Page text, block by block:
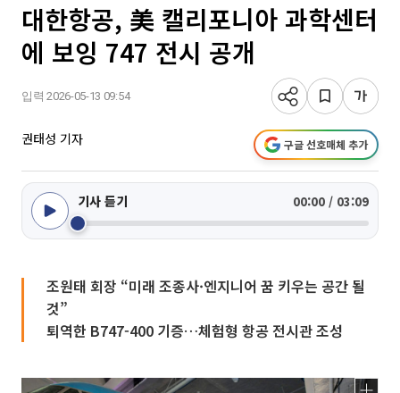
대한항공, 美 캘리포니아 과학센터
에 보잉 747 전시 공개
입력 2026-05-13 09:54
권태성 기자 구글 선호매체 추가
기사 듣기 00:00 / 03:09
조원태 회장 “미래 조종사·엔지니어 꿈 키우는 공간 될
것”
퇴역한 B747-400 기증…체험형 항공 전시관 조성